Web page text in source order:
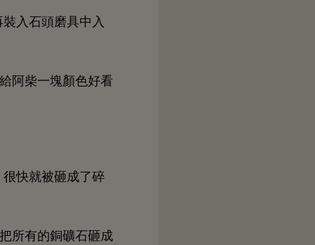
入 磨具 入
阿柴 塊顏 好
很 就被砸成 碎
把所 礦 砸成